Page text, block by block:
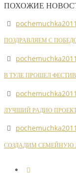
ПОХОЖИЕ
pochemuchka2011
ПОЗДРАВЛЯЕМ С
pochemuchka2011
В ТУЛЕ ПРОШЕЛ
pochemuchka2011
ЛУЧШИЙ РАДИО
pochemuchka2011
СОЗДАДИМ СЕМЕЙНУЮ